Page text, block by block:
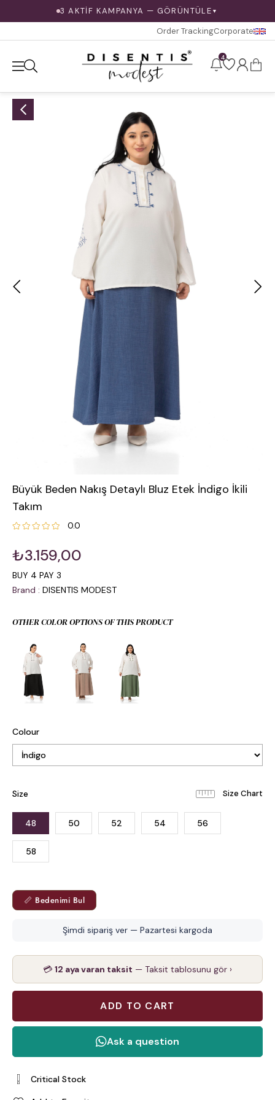
3 AKTİF KAMPANYA — GÖRÜNTÜLE ▼
Order TrackingCorporate
4
Büyük Beden Nakış Detaylı Bluz Etek İndigo İkili
Takım
0.0
₺3.159,00
BUY 4 PAY 3
Brand : DISENTIS MODEST
OTHER COLOR OPTIONS OF THIS PRODUCT
Colour
Size
48 50 52 54 56
58
📏 Bedenimi Bul
Şimdi sipariş ver — Pazartesi kargoda
💳 12 aya varan taksit — Taksit tablosunu gör ›
Critical Stock